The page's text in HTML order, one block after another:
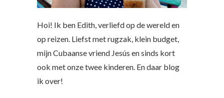
Hoi! Ik ben Edith, verliefd op de wereld en
op reizen. Liefst met rugzak, klein budget,
mijn Cubaanse vriend Jesús en sinds kort
ook met onze twee kinderen. En daar blog
ik over!